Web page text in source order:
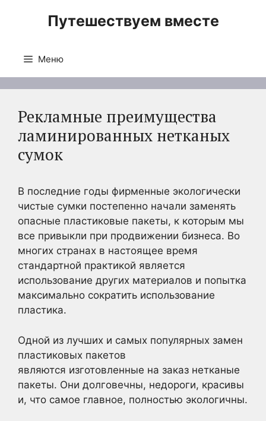
Путешествуем вместе
Меню
Рекламные преимущества
ламинированных нетканых
сумок
В последние годы фирменные экологически
чистые сумки постепенно начали заменять
опасные пластиковые пакеты, к которым мы
все привыкли при продвижении бизнеса. Во
многих странах в настоящее время
стандартной практикой является
использование других материалов и попытка
максимально сократить использование
пластика.
Одной из лучших и самых популярных замен
пластиковых пакетов
являются изготовленные на заказ нетканые
пакеты. Они долговечны, недороги, красивы
и, что самое главное, полностью экологичны.